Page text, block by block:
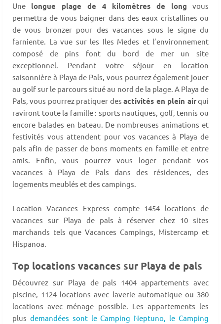
Une longue plage de 4 kilomètres de long vous
permettra de vous baigner dans des eaux cristallines ou
de vous bronzer pour des vacances sous le signe du
farniente. La vue sur les Iles Medes et l’environnement
composé de pins font du bord de mer un site
exceptionnel. Pendant votre séjour en location
saisonnière à Playa de Pals, vous pourrez également jouer
au golf sur le parcours situé au nord de la plage. A Playa de
Pals, vous pourrez pratiquer desactivités en plein airqui
raviront toute la famille : sports nautiques, golf, tennis ou
encore balades en bateau. De nombreuses animations et
festivités vous attendent pour vos vacances à Playa de
pals afin de passer de bons moments en famille et entre
amis. Enfin, vous pourrez vous loger pendant vos
vacances à Playa de Pals dans des résidences, des
logements meublés et des campings.
Location Vacances Express compte 1454 locations de
vacances sur Playa de pals à réserver chez 10 sites
marchands tels que Vacances Campings, Mistercamp et
Hispanoa.
Top locations vacances sur Playa de pals
Découvrez sur Playa de pals 1404 appartements avec
piscine, 1124 locations avec laverie automatique ou 380
locations avec ménage possible. Les appartements les
plus demandées sont le Camping Neptuno,
le Camping